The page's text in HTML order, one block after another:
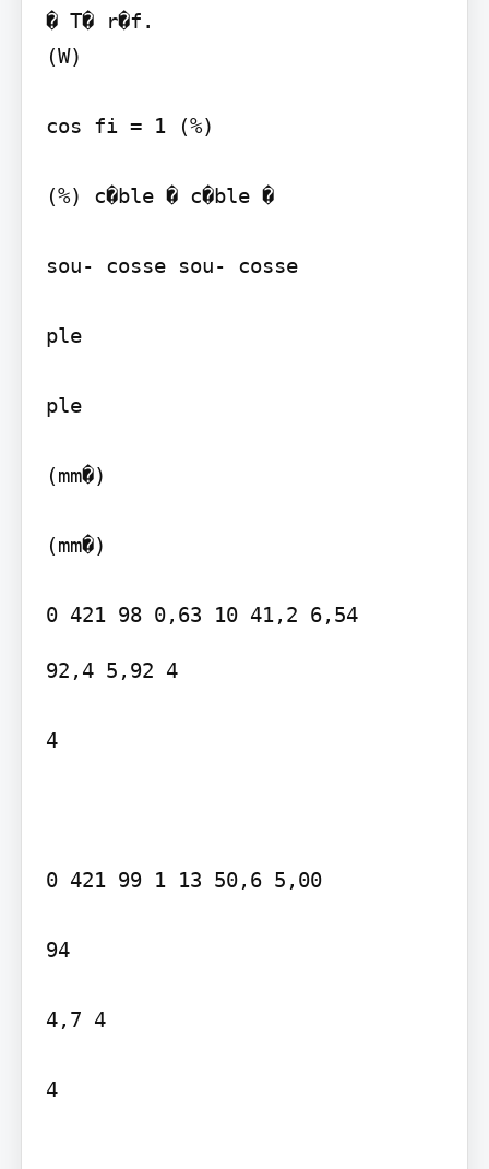
� T� r�f.
(W)
cos fi = 1 (%)
(%) c�ble � c�ble �
sou- cosse sou- cosse
ple
ple
(mm�)
(mm�)
0 421 98 0,63 10 41,2 6,54
92,4 5,92 4
4
0 421 99 1 13 50,6 5,00
94
4,7 4
4